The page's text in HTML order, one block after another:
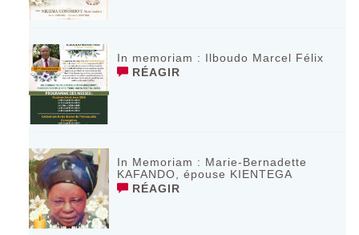
In memoriam : Ilboudo Marcel Félix
RÉAGIR
In Memoriam : Marie-Bernadette
KAFANDO, épouse KIENTEGA
RÉAGIR